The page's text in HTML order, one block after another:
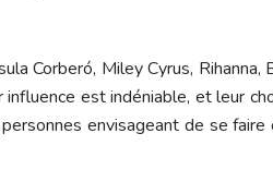
Corberó, Miley Cyrus, Rihanna,
est indéniable, et leur
envisageant de se faire